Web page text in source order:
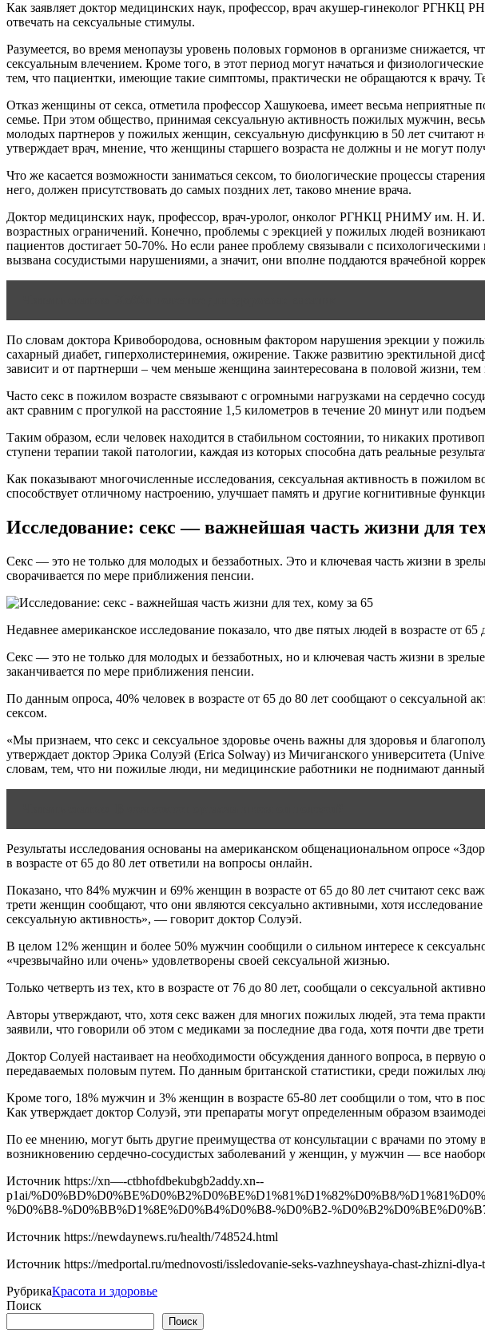
Как заявляет доктор медицинских наук, профессор, врач акушер-гинеколог
отвечать на сексуальные стимулы.
Разумеется, во время менопаузы уровень половых гормонов в организме
сексуальным влечением. Кроме того, в этот период могут начаться и
тем, что пациентки, имеющие такие симптомы, практически не обращаются к врачу.
Отказ женщины от секса, отметила профессор Хашукоева, имеет весьма неприятные
семье. При этом общество, принимая сексуальную активность пожилых мужчин,
молодых партнеров у пожилых женщин, сексуальную дисфункцию в 50 лет считают
утверждает врач, мнение, что женщины старшего возраста не должны и не могут
Что же касается возможности заниматься сексом, то биологические процессы
него, должен присутствовать до самых поздних лет, таково мнение врача.
Доктор медицинских наук, профессор, врач-уролог, онколог РГНКЦ РНИМУ им. Н. И.
возрастных ограничений. Конечно, проблемы с эрекцией у пожилых людей
пациентов достигает 50-70%. Но если ранее проблему связывали с
вызвана сосудистыми нарушениями, а значит, они вполне поддаются врачебной
По словам доктора Кривобородова, основным фактором нарушения эрекции у
сахарный диабет, гиперхолистеринемия, ожирение. Также развитию эректильной
зависит и от партнерши – чем меньше женщина заинтересована в половой жизни,
Часто секс в пожилом возрасте связывают с огромными нагрузками на сердечно
акт сравним с прогулкой на расстояние 1,5 километров в течение 20 минут или
Таким образом, если человек находится в стабильном состоянии, то никаких
ступени терапии такой патологии, каждая из которых способна дать реальные
Как показывают многочисленные исследования, сексуальная активность в пожилом
способствует отличному настроению, улучшает память и другие когнитивные
Исследование: секс — важнейшая часть жизни для
Секс — это не только для молодых и беззаботных. Это и ключевая часть жизни в
сворачивается по мере приближения пенсии.
Недавнее американское исследование показало, что две пятых людей в возрасте от
Секс — это не только для молодых и беззаботных, но и ключевая часть жизни в
заканчивается по мере приближения пенсии.
По данным опроса, 40% человек в возрасте от 65 до 80 лет сообщают о сексуальной
сексом.
«Мы признаем, что секс и сексуальное здоровье очень важны для здоровья и
утверждает доктор Эрика Солуэй (Erica Solway) из Мичиганского университета
словам, тем, что ни пожилые люди, ни медицинские работники не поднимают
Результаты исследования основаны на американском общенациональном опросе
в возрасте от 65 до 80 лет ответили на вопросы онлайн.
Показано, что 84% мужчин и 69% женщин в возрасте от 65 до 80 лет считают секс
трети женщин сообщают, что они являются сексуально активными, хотя
сексуальную активность», — говорит доктор Солуэй.
В целом 12% женщин и более 50% мужчин сообщили о сильном интересе к
«чрезвычайно или очень» удовлетворены своей сексуальной жизнью.
Только четверть из тех, кто в возрасте от 76 до 80 лет, сообщали о сексуальной
Авторы утверждают, что, хотя секс важен для многих пожилых людей, эта тема
заявили, что говорили об этом с медиками за последние два года, хотя почти две
Доктор Солуей настаивает на необходимости обсуждения данного вопроса, в
передаваемых половым путем. По данным британской статистики, среди пожилых
Кроме того, 18% мужчин и 3% женщин в возрасте 65-80 лет сообщили о том, что в
Как утверждает доктор Солуэй, эти препараты могут определенным образом
По ее мнению, могут быть другие преимущества от консультации с врачами по этому
возникновению сердечно-сосудистых заболеваний у женщин, у мужчин — все
Источник https://xn—-ctbhofdbekubgb2addy.xn--
p1ai/%D0%BD%D0%BE%D0%B2%D0%BE%D1%81%D1%82%D0%B8/
%D0%B8-%D0%BB%D1%8E%D0%B4%D0%B8-%D0%B2-
Источник https://newdaynews.ru/health/748524.html
Источник https://medportal.ru/mednovosti/issledovanie-seks-vazhneyshaya-chast-zhizni-
РубрикаКрасота и здоровье
Поиск
Поиск